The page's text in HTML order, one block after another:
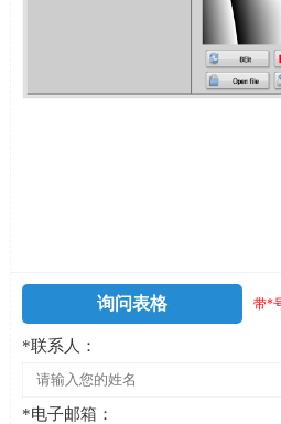
询问表格 带*
*联系人：
*电子邮箱：